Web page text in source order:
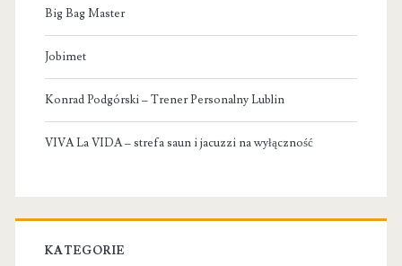
Big Bag Master
Jobimet
Konrad Podgórski – Trener Personalny Lublin
VIVA La VIDA – strefa saun i jacuzzi na wyłączność
KATEGORIE